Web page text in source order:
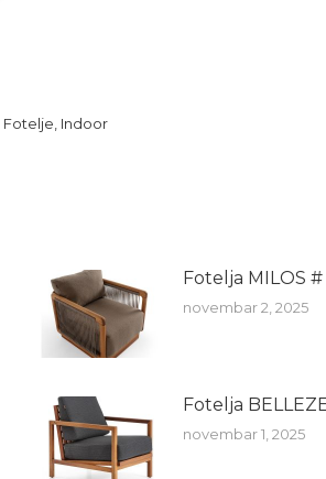
Fotelje Indoor
Fotelja MILOS #
novembar 2, 2025
Fotelja
novembar 1, 2025